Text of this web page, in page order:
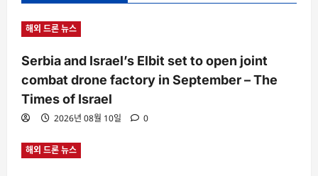
해외 드론 뉴스
Serbia and Israel’s Elbit set to open joint
combat drone factory in September – The
Times of Israel
2026년 08월 10일 0
해외 드론 뉴스